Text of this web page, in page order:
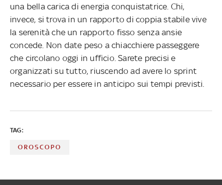
una bella carica di energia conquistatrice. Chi,
invece, si trova in un rapporto di coppia stabile vive
la serenità che un rapporto fisso senza ansie
concede. Non date peso a chiacchiere passeggere
che circolano oggi in ufficio. Sarete precisi e
organizzati su tutto, riuscendo ad avere lo sprint
necessario per essere in anticipo sui tempi previsti.
TAG:
OROSCOPO